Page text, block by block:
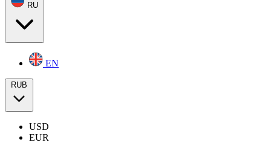
RU
EN
RUB
USD
EUR